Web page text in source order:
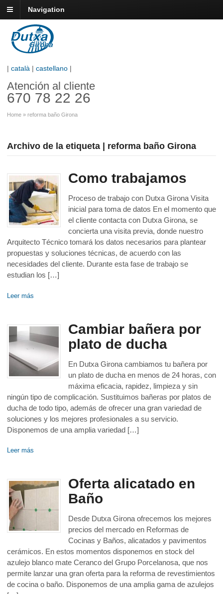
Navigation
| català | castellano |
Atención al cliente
670 78 22 26
Home » reforma baño Girona
Archivo de la etiqueta | reforma baño Girona
Como trabajamos
Proceso de trabajo con Dutxa Girona Visita
inicial para toma de datos En el momento que
el cliente contacta con Dutxa Girona, se
concierta una visita previa, donde nuestro
Arquitecto Técnico tomará los datos necesarios para plantear
propuestas y soluciones técnicas, de acuerdo con las
necesidades del cliente. Durante esta fase de trabajo se
estudian los […]
Leer más
Cambiar bañera por
plato de ducha
En Dutxa Girona cambiamos tu bañera por
un plato de ducha en menos de 24 horas, con
máxima eficacia, rapidez, limpieza y sin
ningún tipo de complicación. Sustituimos bañeras por platos de
ducha de todo tipo, además de ofrecer una gran variedad de
soluciones y los mejores profesionales a su servicio.
Disponemos de una amplia variedad […]
Leer más
Oferta alicatado en
Baño
Desde Dutxa Girona ofrecemos los mejores
precios del mercado en Reformas de
Cocinas y Baños, alicatados y pavimentos
cerámicos. En estos momentos disponemos en stock del
azulejo blanco mate Ceranco del Grupo Porcelanosa, que nos
permite lanzar una gran oferta para la reforma de revestimientos
de cocina o baño. Disponemos de una amplia gama de azulejos